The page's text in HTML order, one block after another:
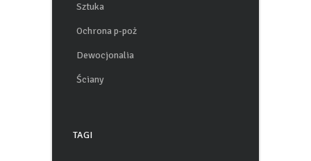
Sztuka
Ochrona p-poż
Dewocjonalia
Ściany
TAGI